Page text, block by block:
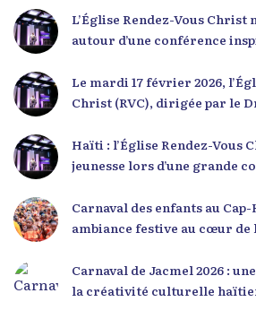
L’Église Rendez-Vous Christ
autour d’une conférence
Le mardi 17 février 2026,
Christ (RVC), dirigée par le
dans ses locaux à Delmas 75
placée sous le thème « Menm
occasion unique de se
d’écouter des interventions
citoyen. Des messages forts pour la jeunesse Lors
de sa première intervention,
Haïti : l’Église Rendez-Vous
jeunesse lors d’une grande
Carnaval des enfants au Cap-Haïtien :Une
ambiance festive au cœur de
Carnaval de Jacmel 2026 :
la créativité culturelle